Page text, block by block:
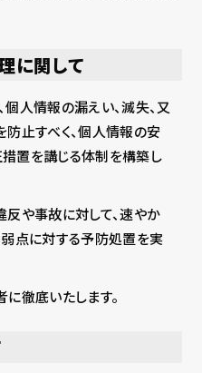
に関して
人情報の漏えい、滅失、又
止すべく、個人情報の安
置を講じる体制を構築し
反や事故に対して、速やか
弱点に対する予防処置を実
徹底いたします。